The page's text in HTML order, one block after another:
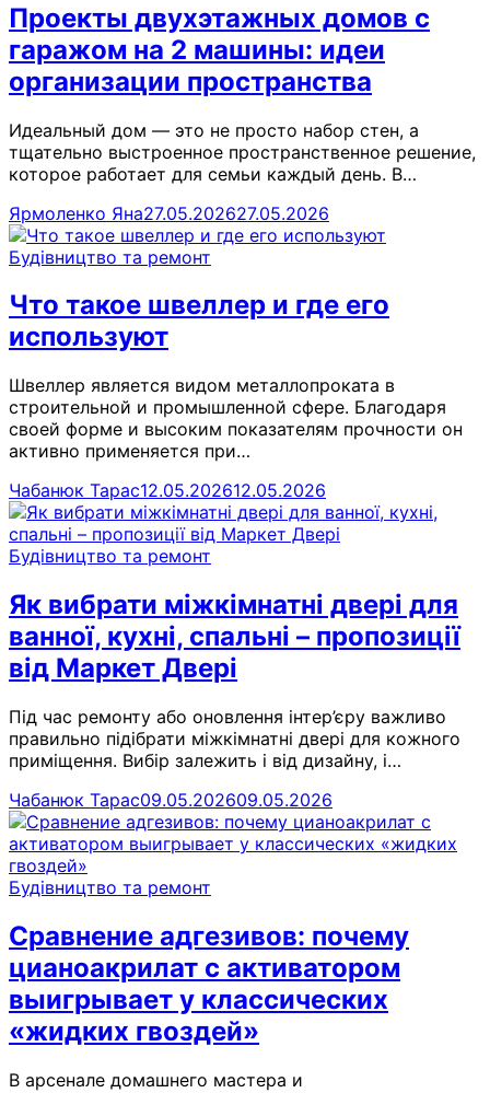
Проекты двухэтажных домов с
гаражом на 2 машины: идеи
организации пространства
Идеальный дом — это не просто набор стен, а
тщательно выстроенное пространственное решение,
которое работает для семьи каждый день. В…
Ярмоленко Яна27.05.202627.05.2026
Будівництво та ремонт
Что такое швеллер и где его
используют
Швеллер является видом металлопроката в
строительной и промышленной сфере. Благодаря
своей форме и высоким показателям прочности он
активно применяется при…
Чабанюк Тарас12.05.202612.05.2026
Будівництво та ремонт
Як вибрати міжкімнатні двері для
ванної, кухні, спальні – пропозиції
від Маркет Двері
Під час ремонту або оновлення інтер’єру важливо
правильно підібрати міжкімнатні двері для кожного
приміщення. Вибір залежить і від дизайну, і…
Чабанюк Тарас09.05.202609.05.2026
Будівництво та ремонт
Сравнение адгезивов: почему
цианоакрилат с активатором
выигрывает у классических
«жидких гвоздей»
В арсенале домашнего мастера и